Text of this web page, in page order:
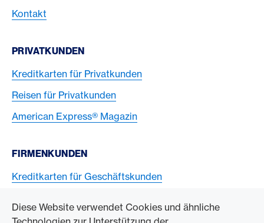
Diese Website verwendet Cookies und ähnliche
Kontakt
PRIVATKUNDEN
Kreditkarten für Privatkunden
Reisen für Privatkunden
American Express® Magazin
FIRMENKUNDEN
Kreditkarten für Geschäftskunden